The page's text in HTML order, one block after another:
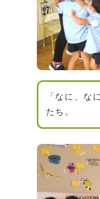
「なに、な
たち。